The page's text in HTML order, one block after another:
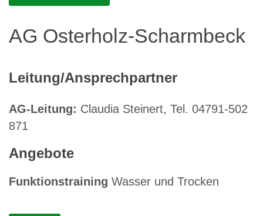
AG Osterholz-Scharmbeck
Leitung/Ansprechpartner
AG-Leitung: Claudia Steinert, Tel. 04791-502
871
Angebote
Funktionstraining Wasser und Trocken